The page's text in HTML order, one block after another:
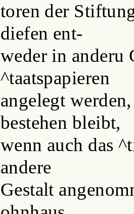
toren der
diefen ent-
weder in anderu
^taatspapieren
angelegt
bestehen bleibt,
wenn auch das
andere
Gestalt